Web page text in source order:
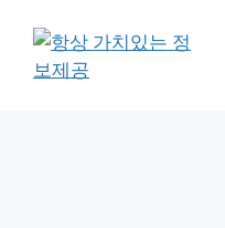
content